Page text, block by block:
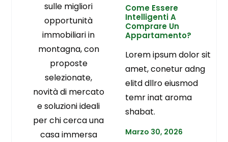
sulle migliori
opportunità
immobiliari in
montagna, con
proposte
selezionate,
novità di mercato
e soluzioni ideali
per chi cerca una
casa immersa
Come Essere
Intelligenti A
Comprare Un
Appartamento?
Lorem ipsum dolor sit
amet, conetur adng
elitd dllro eiusmod
temr inat aroma
shabat.
Marzo 30, 2026